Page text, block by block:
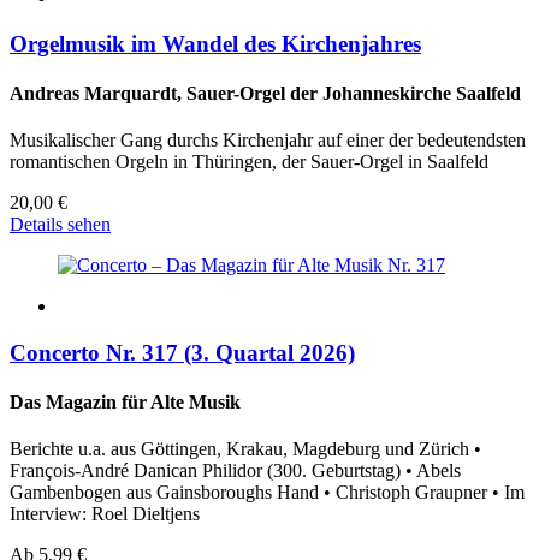
Orgelmusik im Wandel des Kirchenjahres
Andreas Marquardt, Sauer-Orgel der Johanneskirche Saalfeld
Musikalischer Gang durchs Kirchenjahr auf einer der bedeutendsten
romantischen Orgeln in Thüringen, der Sauer-Orgel in Saalfeld
20,00 €
Details sehen
Concerto Nr. 317 (3. Quartal 2026)
Das Magazin für Alte Musik
Berichte u.a. aus Göttingen, Krakau, Magdeburg und Zürich •
François-André Danican Philidor (300. Geburtstag) • Abels
Gambenbogen aus Gainsboroughs Hand • Christoph Graupner • Im
Interview: Roel Dieltjens
Ab 5,99 €